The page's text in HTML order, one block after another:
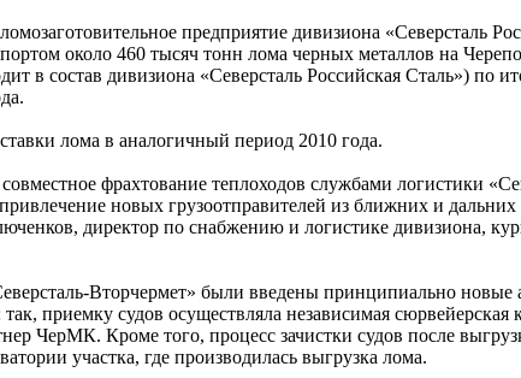
предприятие дивизиона «Северсталь
около 460 тысяч тонн лома черных металлов на
в состав дивизиона «Северсталь Российская Сталь») по
лома в аналогичный период 2010 года.
фрахтование теплоходов службами логистики
новых грузоотправителей из ближних и дальних
директор по снабжению и логистике дивизиона,
Вторчермет» были введены принципиально новые
приемку судов осуществляла независимая сюрвейерская
ЧерМК. Кроме того, процесс зачистки судов после
участка, где производилась выгрузка лома.